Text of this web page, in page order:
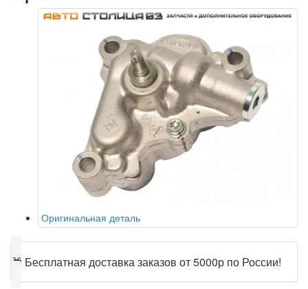
Оригинальная деталь
🎁 Бесплатная доставка заказов от 5000р по России!